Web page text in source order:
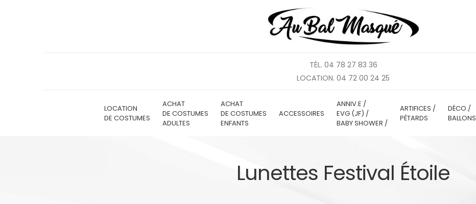
TÉL. 04 78 27 83 36
LOCATION. 04 72 00 24 25
LOCATION
DE COSTUMES
ACHAT
DE COSTUMES
ADULTES
ACHAT
DE COSTUMES
ENFANTS
ACCESSOIRES
ANNIV.E /
EVG (JF) /
BABY SHOWER /
ARTIFICES /
PÉTARDS
DÉCO./
BALLONS
Lunettes Festival Étoile